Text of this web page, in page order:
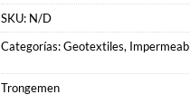
SKU: N/D
Categorías:Geotextiles,
Trongemen